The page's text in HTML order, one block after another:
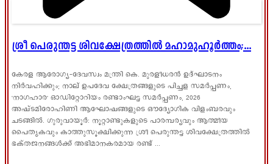
ശ്രീ പെരുന്തട്ട ശിവക്ഷേത്രത്തിൽ മഹാമുഹൂർത്തം;...
കേരള ആരോഗ്യ-ദേവസ്വം മന്ത്രി കെ. മുരളീധരൻ ഉദ്ഘാടനം
നിർവഹിക്കും; നാല് ഉപദേവ ക്ഷേത്രങ്ങളുടെ പിച്ചള സമർപ്പണം,
'നാഗഹാര' ഓഡിറ്റോറിയം രണ്ടാംഘട്ട സമർപ്പണം, 2026
അഷ്ടമിരോഹിണി ആഘോഷങ്ങളുടെ ഔദ്യോഗിക വിളംബരവും
ചടങ്ങിൽ. ഗുരുവായൂർ: നൂറ്റാണ്ടുകളുടെ പാരമ്പര്യവും ആത്മീയ
പൈതൃകവും കാത്തുസൂക്ഷിക്കുന്ന ശ്രീ പെരുന്തട്ട ശിവക്ഷേത്രത്തിൽ
ഭക്തജനങ്ങൾക്ക് അഭിമാനകരമായ രണ്ട് ...